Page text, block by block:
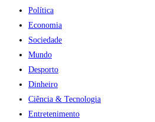
Política
Economia
Sociedade
Mundo
Desporto
Dinheiro
Ciência & Tecnologia
Entretenimento